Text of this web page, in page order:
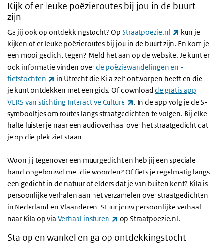
Kijk of er leuke poëzieroutes bij jou in de buurt
zijn
Ga jij ook op ontdekkingstocht? Op Straatpoezie.nl (externe
kun je
kijken of er leuke poëzieroutes bij jou in de buurt zijn. En kom je
een mooi gedicht tegen? Meld het aan op de website. Je kunt er
ook informatie vinden overde poëziewandelingen en -
fietstochten
(externe link)
in Utrecht die Kila zelf ontworpen heeft en die
je kunt ontdekken met een gids. Of download de gratis app
VERS van stichting Interactive Culture
(externe link)
. In de app volg je de S-
symbooltjes om routes langs straatgedichten te volgen. Bij elke
halte luister je naar een audioverhaal over het straatgedicht dat
je op die plek ziet staan.
Woon jij tegenover een muurgedicht en heb jij een speciale
band opgebouwd met die woorden? Of fiets je regelmatig langs
een gedicht in de natuur of elders dat je van buiten kent? Kila is
persoonlijke verhalen aan het verzamelen over straatgedichten
in Nederland en Vlaanderen. Stuur jouw persoonlijke verhaal
naar Kila op via Verhaal insturen (externe link)
op Straatpoezie.nl.
Sta op en wankel en ga op ontdekkingstocht